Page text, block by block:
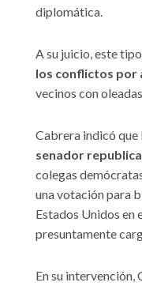
diplomática.
A su juicio, este
los conflictos por
vecinos con
Cabrera indicó que
senador
colegas
una votación para
Estados Unidos en
presuntamente
En su intervención,